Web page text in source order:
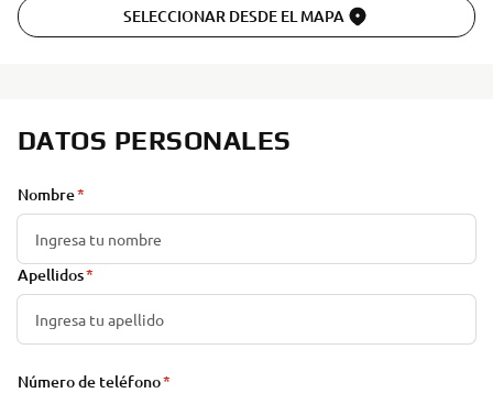
SELECCIONAR DESDE EL MAPA
DATOS PERSONALES
Nombre
Apellidos
Número de teléfono